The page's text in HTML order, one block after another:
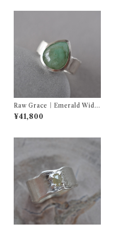
Raw Grace｜Emerald Wide
Ring エメラルド シルバー
ワイドリング
¥41,800